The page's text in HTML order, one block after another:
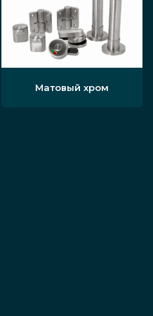
и
Появляется
воплотить в
фантазии,
по проекту,
единичном
зеркало не просто
превратится в
самовыражения.
Матовый хром